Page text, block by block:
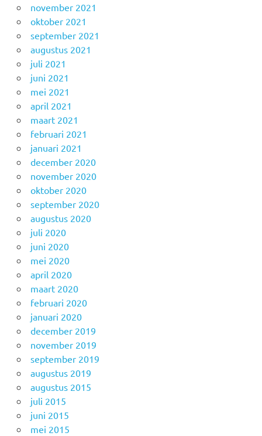
november 2021
oktober 2021
september 2021
augustus 2021
juli 2021
juni 2021
mei 2021
april 2021
maart 2021
februari 2021
januari 2021
december 2020
november 2020
oktober 2020
september 2020
augustus 2020
juli 2020
juni 2020
mei 2020
april 2020
maart 2020
februari 2020
januari 2020
december 2019
november 2019
september 2019
augustus 2019
augustus 2015
juli 2015
juni 2015
mei 2015